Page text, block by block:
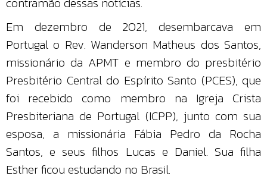
Em dezembro de 2021, desembarcava em
Portugal o Rev. Wanderson Matheus dos Santos,
missionário da APMT e membro do presbitério
Presbitério Central do Espírito Santo (PCES), que
foi recebido como membro na Igreja Crista
Presbiteriana de Portugal (ICPP), junto com sua
esposa, a missionária Fábia Pedro da Rocha
Santos, e seus filhos Lucas e Daniel. Sua filha
Esther ficou estudando no Brasil.